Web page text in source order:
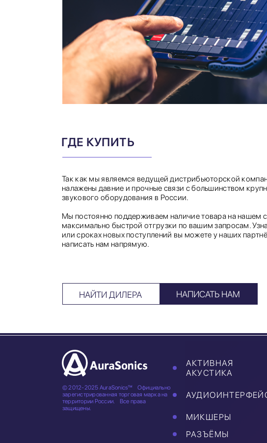
ГДЕ КУПИТЬ
Так как мы являемся ведущей дистрибьюторской
налажены давние и прочные связи с большинством
звукового оборудования в России.
Мы постоянно поддерживаем наличие товара на нашем
максимально быстрой отгрузки по вашим запросам.
или сроках новых поступлений вы можете у наших
написать нам напрямую.
НАЙТИ ДИЛЕРА НАПИСАТЬ НАМ
© 2012-2025 AuraSonics™
Официально
зарегистрированная торговая марка на
территории России.
Все права
защищены.
АКТИВНАЯ
АКУСТИКА
МИКШЕРЫ
РАЗЪЁМЫ